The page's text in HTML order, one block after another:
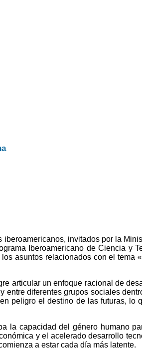
invitados por la
Iberoamericano de Ciencia y
asuntos relacionados con el tema
articular un enfoque racional de
diferentes grupos sociales
peligro el destino de las futuras, lo
la capacidad del género humano
y el acelerado desarrollo
a estar cada día más latente.